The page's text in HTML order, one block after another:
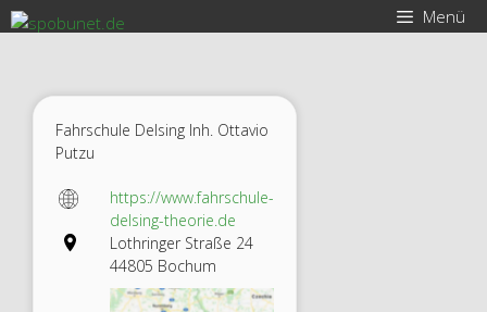
Zum
Inhalt
Menü
Fahrschule Delsing Inh. Ottavio
Putzu
https://www.fahrschule-
delsing-theorie.de
Lothringer Straße 24
44805 Bochum